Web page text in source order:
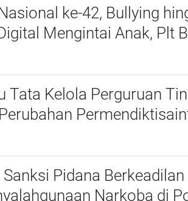
ke-42, Bullying
Mengintai Anak, Plt
Ajak Wujudkan
Tata Kelola Perguruan
No. 10/2026
Sanksi Pidana Berkeadilan
Narkoba di